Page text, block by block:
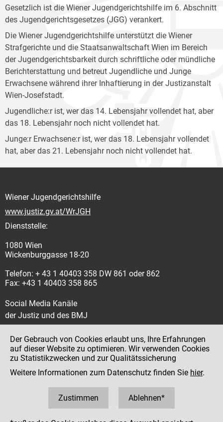
Gesetzlich ist die Wiener Jugendgerichtshilfe im 6. Abschnitt
des Jugendgerichtsgesetzes (JGG) verankert.
Die Wiener Jugendgerichtshilfe unterstützt die Wiener
Strafgerichte und die Staatsanwaltschaft Wien im Bereich
der Jugendgerichtsbarkeit durch schriftliche oder mündliche
Berichterstattung und betreut Jugendliche und Junge
Erwachsene während ihrer Inhaftierung in der Justizanstalt
Wien-Josefstadt.
Jugendliche:r ist, wer das 14. Lebensjahr vollendet hat, aber
das 18. Lebensjahr noch nicht vollendet hat.
Junge:r Erwachsene:r ist, wer das 18. Lebensjahr vollendet
hat, aber das 21. Lebensjahr noch nicht vollendet hat.
Wiener Jugendgerichtshilfe
www.justiz.gv.at/WrJGH
Dienststelle:
1080 Wien
Wickenburggasse 18-20
Telefon: + 43 1 40403 358 DW 861 oder 862
Fax: +43 1 40403 358 865
Social Media Kanäle
der Justiz und des BMJ
Impressum
Datenschutz
Hinweisgeber:innenplattform (für Mitarbeiter:innen)
Der Gebrauch von Cookies erlaubt uns, Ihre Erfahrungen
auf dieser Website zu optimieren. Wir verwenden Cookies
zu Statistikzwecken und zur Qualitätssicherung
Weitere Informationen zum Datenschutz finden Sie hier.
Zustimmen Ablehnen*